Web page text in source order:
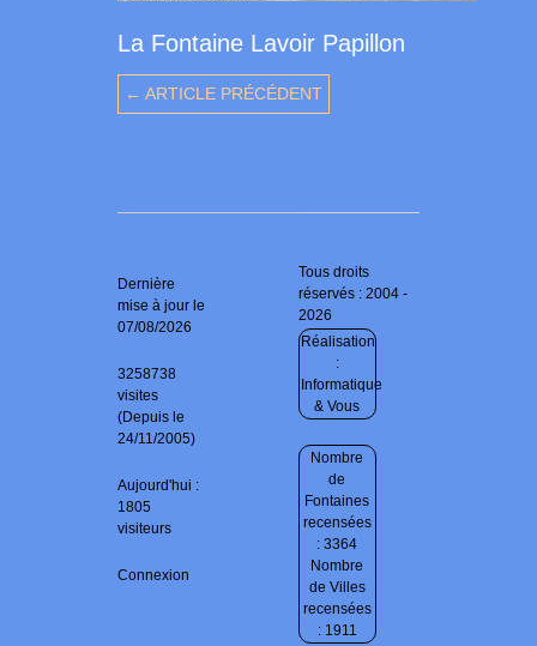
La Fontaine Lavoir Papillon
← ARTICLE PRÉCÉDENT
Dernière
mise à jour le
07/08/2026
3258738
visites
(Depuis le
24/11/2005)
Aujourd'hui :
1805
visiteurs
Connexion
Tous droits
réservés : 2004 -
2026
Réalisation
:
Informatique
& Vous
Nombre
de
Fontaines
recensées
: 3364
Nombre
de Villes
recensées
: 1911